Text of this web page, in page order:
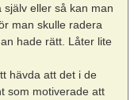
eller så kan man
man skulle radera
hade rätt. Låter lite
hävda att det i de
som motiverade att